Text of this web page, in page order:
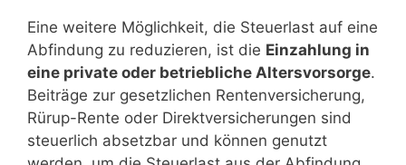
Eine weitere Möglichkeit, die Steuerlast auf eine
Abfindung zu reduzieren, ist die Einzahlung in
eine private oder betriebliche Altersvorsorge.
Beiträge zur gesetzlichen Rentenversicherung,
Rürup-Rente oder Direktversicherungen sind
steuerlich absetzbar und können genutzt